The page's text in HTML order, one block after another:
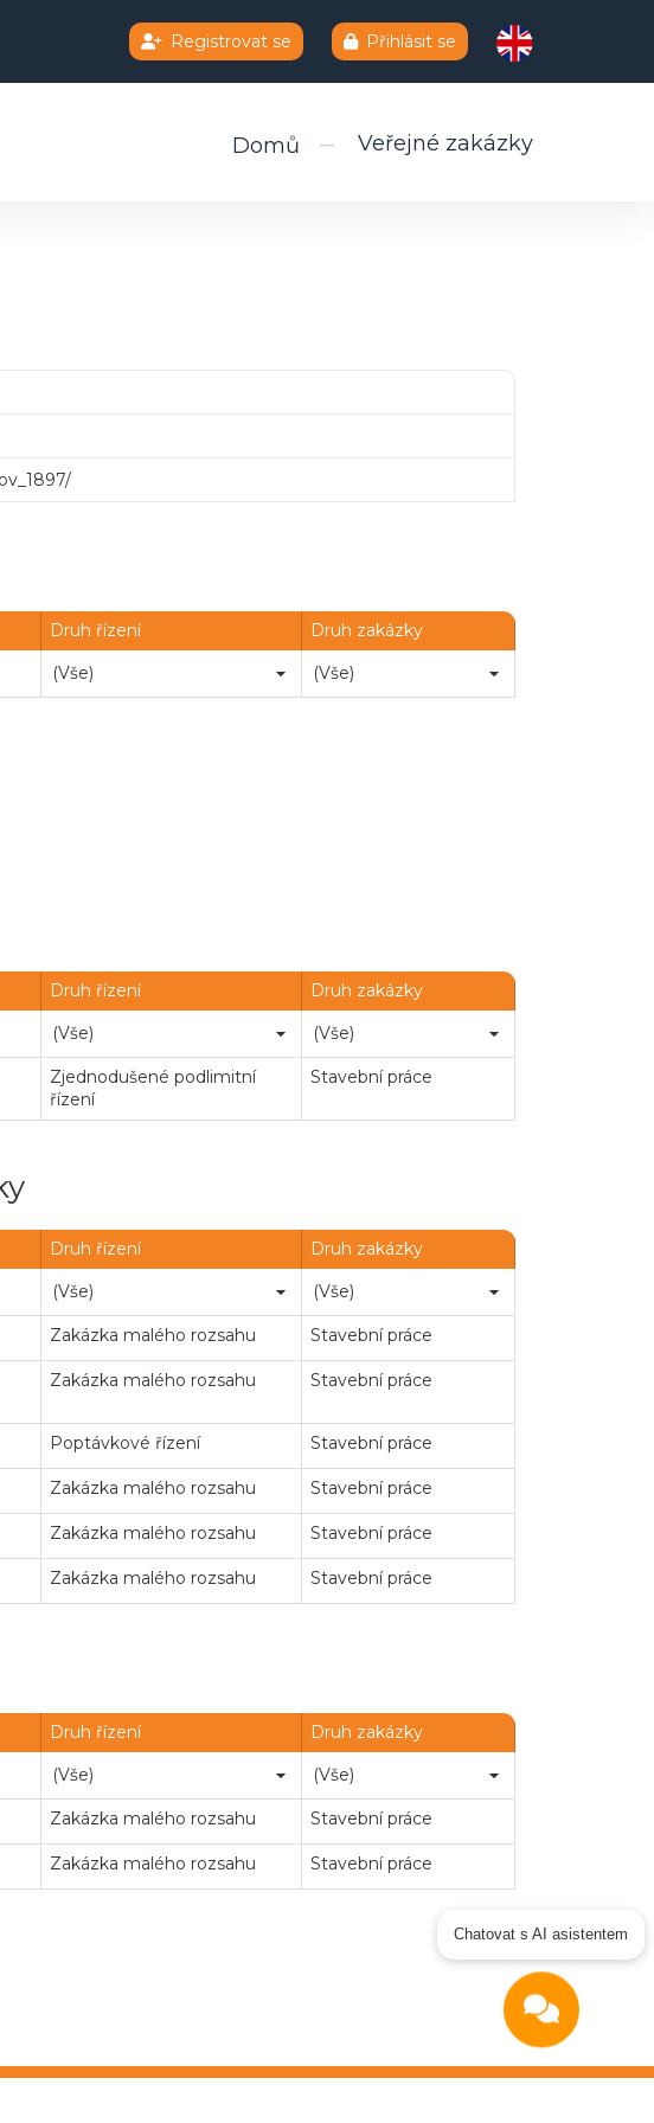
Registrovat se Přihlásit se
Domů Veřejné zakázky
Druh řízení Druh zakázky
Druh řízení Druh zakázky
Zjednodušené podlimitní
řízení
Stavební práce
Druh řízení Druh zakázky
Zakázka malého rozsahu Stavební práce
Zakázka malého rozsahu Stavební práce
Poptávkové řízení Stavební práce
Zakázka malého rozsahu Stavební práce
Zakázka malého rozsahu Stavební práce
Zakázka malého rozsahu Stavební práce
Druh řízení Druh zakázky
Zakázka malého rozsahu Stavební práce
Zakázka malého rozsahu Stavební práce
Chatovat s AI asistentem
Chatbot e-zakazky
Poslat